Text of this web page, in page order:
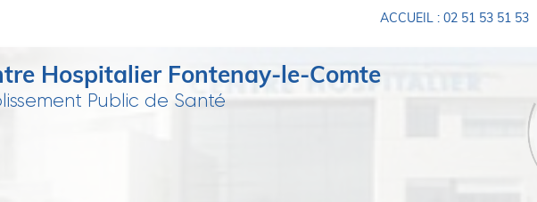
ACCUEIL : 02 51 53 51 53
Hospitalier Fontenay-le-Comte
Public de Santé